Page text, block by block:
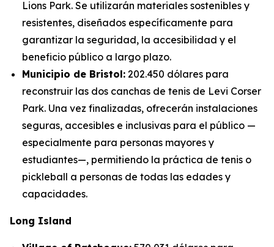
Lions Park. Se utilizarán materiales sostenibles y
resistentes, diseñados específicamente para
garantizar la seguridad, la accesibilidad y el
beneficio público a largo plazo.
Municipio de Bristol: 202.450 dólares para
reconstruir las dos canchas de tenis de Levi Corser
Park. Una vez finalizadas, ofrecerán instalaciones
seguras, accesibles e inclusivas para el público —
especialmente para personas mayores y
estudiantes—, permitiendo la práctica de tenis o
pickleball a personas de todas las edades y
capacidades.
Long Island